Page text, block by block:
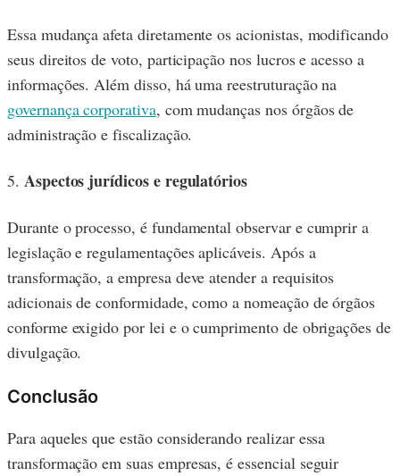
Essa mudança afeta diretamente os acionistas, modificando
seus direitos de voto, participação nos lucros e acesso a
informações. Além disso, há uma reestruturação na
governança corporativa, com mudanças nos órgãos de
administração e fiscalização.
5. Aspectos jurídicos e regulatórios
Durante o processo, é fundamental observar e cumprir a
legislação e regulamentações aplicáveis. Após a
transformação, a empresa deve atender a requisitos
adicionais de conformidade, como a nomeação de órgãos
conforme exigido por lei e o cumprimento de obrigações de
divulgação.
Conclusão
Para aqueles que estão considerando realizar essa
transformação em suas empresas, é essencial seguir